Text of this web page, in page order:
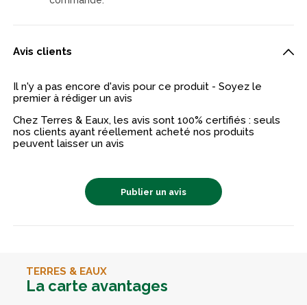
Avis clients
Il n'y a pas encore d'avis pour ce produit - Soyez le
premier à rédiger un avis
Chez Terres & Eaux, les avis sont 100% certifiés : seuls
nos clients ayant réellement acheté nos produits
peuvent laisser un avis
Publier un avis
TERRES & EAUX
La carte avantages